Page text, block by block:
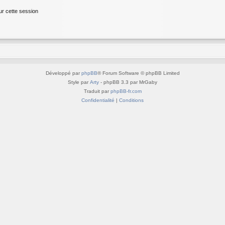
cette session
Développé par phpBB® Forum Software © phpBB Limited
Style par Arty - phpBB 3.3 par MrGaby
Traduit par phpBB-fr.com
Confidentialité | Conditions